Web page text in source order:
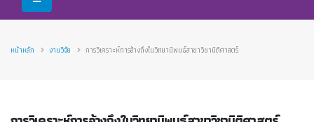
หน้าหลัก งานวิจัย การวิเคราะห์การอ้างถึงในวิทยานิพนธ์สาขาวิชานิติศาสตร์